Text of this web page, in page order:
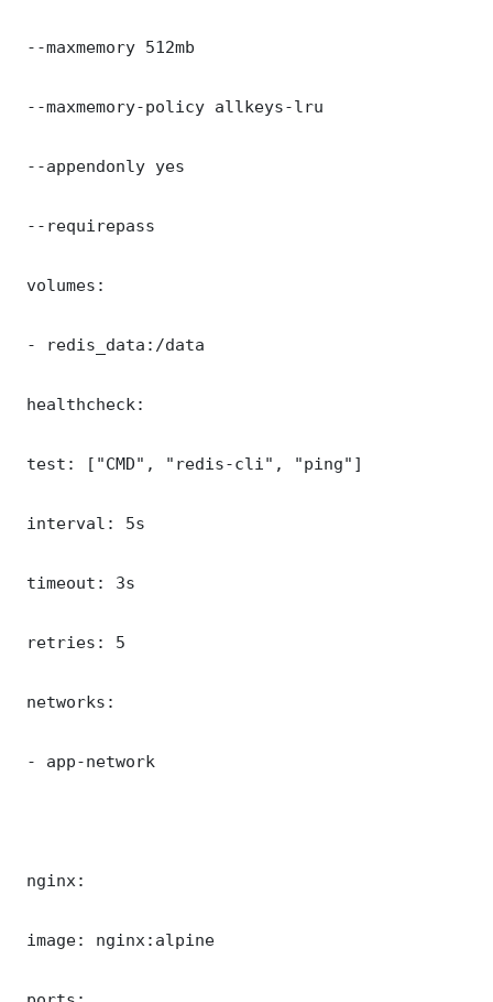
--maxmemory 512mb
--maxmemory-policy allkeys-lru
--appendonly yes
--requirepass
volumes:
- redis_data:/data
healthcheck:
test: ["CMD", "redis-cli", "ping"]
interval: 5s
timeout: 3s
retries: 5
networks:
- app-network
nginx:
image: nginx:alpine